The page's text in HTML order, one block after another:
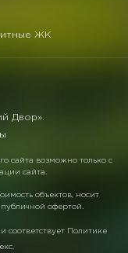
ЖК
Двор».
сайта возможно только с
сайта.
объектов, носит
офертой.
и соответствует Политике
.